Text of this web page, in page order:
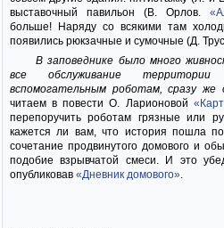
выставочный павильон (В. Орлов.
больше! Наряду со всякими там
появились рюкзачные и сумочные (Д.
В заповеднике было много
все обслуживание
вспомогательным роботам, сразу
читаем в повести О. Ларионовой
перепоручить роботам грязные или
кажется ли вам, что история пошла
сочетание продвинутого домового и
подобие взрывчатой смеси. И это
опубликовав «Дневник домового».